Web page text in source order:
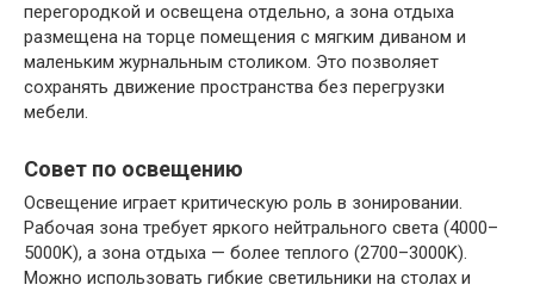
перегородкой и освещена отдельно, а зона отдыха
размещена на торце помещения с мягким диваном и
маленьким журнальным столиком. Это позволяет
сохранять движение пространства без перегрузки
мебели.
Совет по освещению
Освещение играет критическую роль в зонировании.
Рабочая зона требует яркого нейтрального света (4000–
5000K), а зона отдыха — более теплого (2700–3000K).
Можно использовать гибкие светильники на столах и